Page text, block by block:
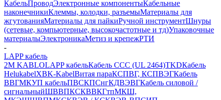
КабельПроводЭлектронные компонентыКабельные
наконечникиКлеммы, колодки, разъемыМатериалы для
жгутованияМатериалы для пайкиРучной инструментШнуры
(сетевые, компьютерные, высокочастотные и тд)Упаковочные
материалыЭлектроникаМетиз и крепежРТИ
-
LAPP кабель
2M KABLOLAPP кабельКабель CCC (UL 2464)TKDКабель
HelukabelXBK-KabelВитая параКСПВГ, КСПВЭГКабель
ВВГМКУП кабельПВСКПСнгКДВЭВГКабель силовой /
сигнальныйШВВПКСКВВКГтпМКШ,